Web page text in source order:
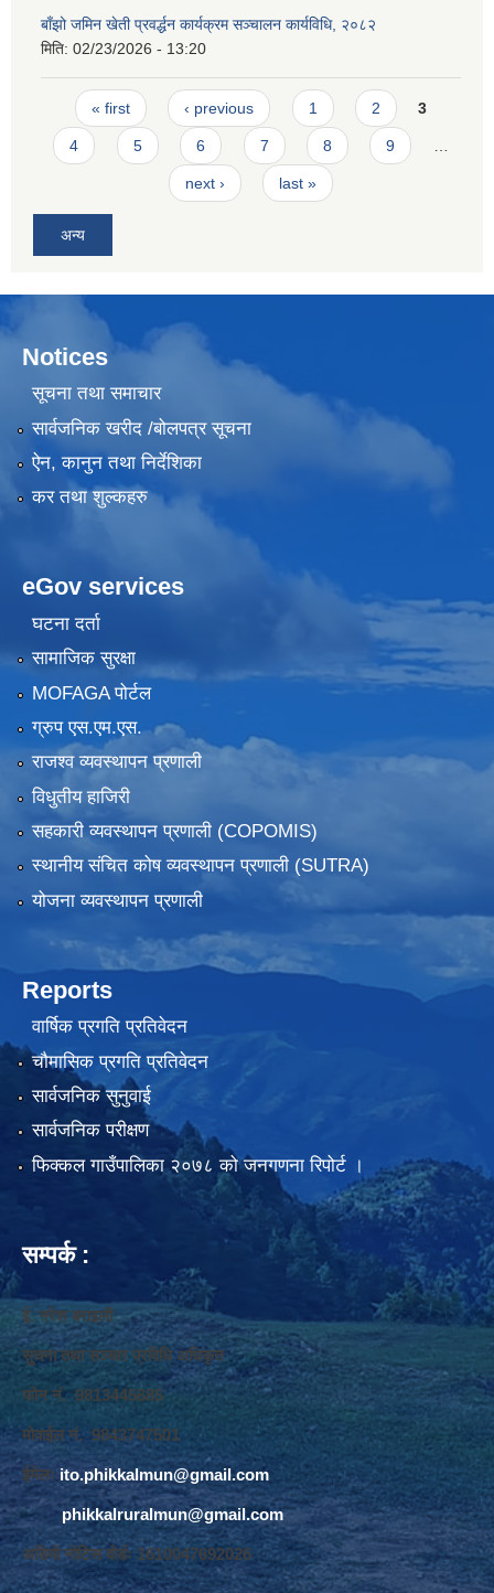
बाँझो जमिन खेती प्रवर्द्धन कार्यक्रम सञ्‍चालन कार्यविधि, २०८२
मिति: 02/23/2026 - 13:20
Pages
« first ‹ previous 1 2 3
4 5 6 7 8 9 …
next › last »
अन्य
Notices
सूचना तथा समाचार
सार्वजनिक खरीद /बोलपत्र सूचना
ऐन, कानुन तथा निर्देशिका
कर तथा शुल्कहरु
eGov services
घटना दर्ता
सामाजिक सुरक्षा
MOFAGA पोर्टल
ग्रुप एस.एम.एस.
राजश्व व्यवस्थापन प्रणाली
विधुतीय हाजिरी
सहकारी व्यवस्थापन प्रणाली (COPOMIS)
स्थानीय संचित कोष व्यवस्थापन प्रणाली (SUTRA)
योजना व्यवस्थापन प्रणाली
Reports
वार्षिक प्रगति प्रतिवेदन
चौमासिक प्रगति प्रतिवेदन
सार्वजनिक सुनुवाई
सार्वजनिक परीक्षण
फिक्कल गाउँपालिका २०७८ को जनगणना रिपोर्ट ।
सम्पर्क :
ई. नरेश बराइली
सुचना तथा सञ्‍चार प्रविधि अधिकृत
फोन नं. 9813445685
मोवाईल नं. 9843747501
ईमेलः ito.phikkalmun@gmail.com
phikkalruralmun@gmail.com
अडियो नोटिस वोर्डः 1610047692026